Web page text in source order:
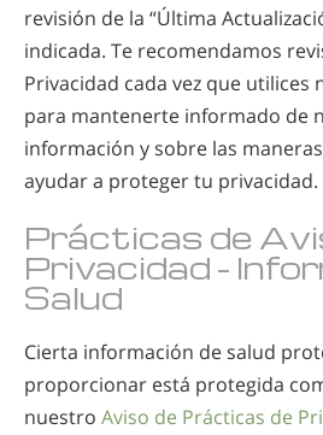
revisión de la “Última
indicada. Te recomendamos
Privacidad cada vez que utilices
para mantenerte informado de
información y sobre las
ayudar a proteger tu privacidad.
Prácticas de
Privacidad -
Salud
Cierta información de salud
proporcionar está protegida
nuestro Aviso de Prácticas de